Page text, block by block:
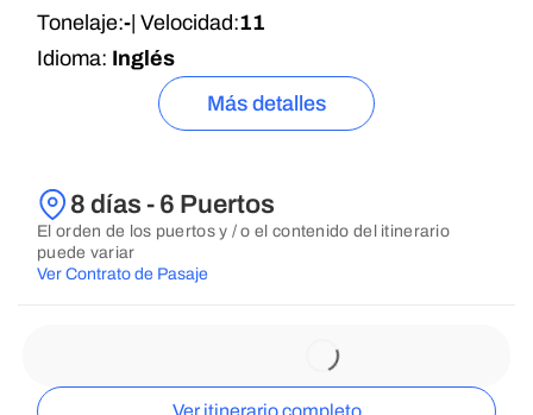
Tonelaje:- | Velocidad:11
Idioma: Inglés
Más detalles
8 días - 6 Puertos
El orden de los puertos y / o el contenido del itinerario
puede variar
Ver Contrato de Pasaje
Ver itinerario completo